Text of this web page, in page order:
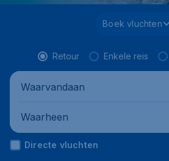
Boek vluchten
Retour Enkele reis
Waarvandaan
Waarheen
Directe vluchten